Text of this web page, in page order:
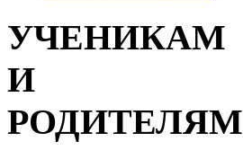
УЧЕНИКАМ
И
РОДИТЕЛЯМ